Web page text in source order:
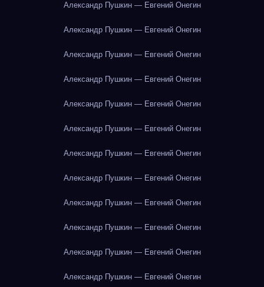
Александр Пушкин — Евгений Онегин
Александр Пушкин — Евгений Онегин
Александр Пушкин — Евгений Онегин
Александр Пушкин — Евгений Онегин
Александр Пушкин — Евгений Онегин
Александр Пушкин — Евгений Онегин
Александр Пушкин — Евгений Онегин
Александр Пушкин — Евгений Онегин
Александр Пушкин — Евгений Онегин
Александр Пушкин — Евгений Онегин
Александр Пушкин — Евгений Онегин
Александр Пушкин — Евгений Онегин